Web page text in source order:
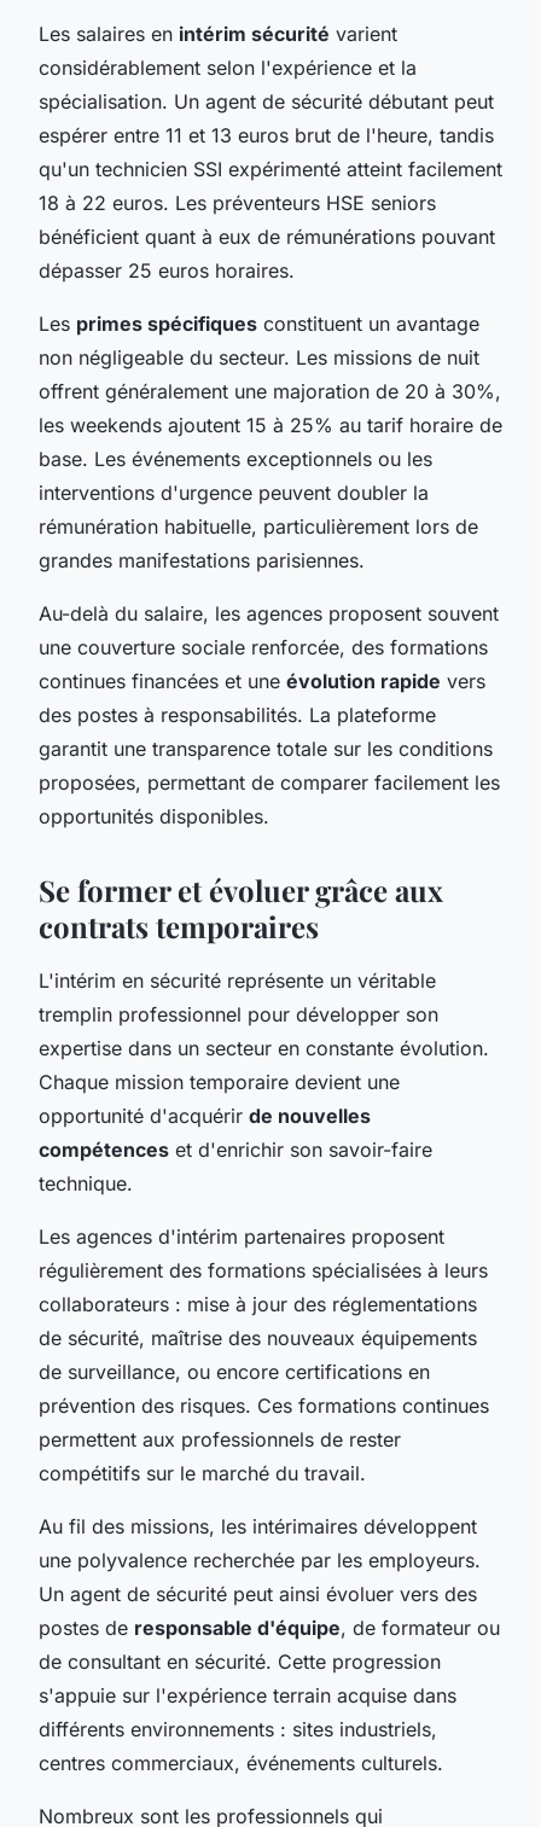
Les salaires en intérim sécurité varient
considérablement selon l'expérience et la
spécialisation. Un agent de sécurité débutant peut
espérer entre 11 et 13 euros brut de l'heure, tandis
qu'un technicien SSI expérimenté atteint facilement
18 à 22 euros. Les préventeurs HSE seniors
bénéficient quant à eux de rémunérations pouvant
dépasser 25 euros horaires.
Les primes spécifiques constituent un avantage
non négligeable du secteur. Les missions de nuit
offrent généralement une majoration de 20 à 30%,
les weekends ajoutent 15 à 25% au tarif horaire de
base. Les événements exceptionnels ou les
interventions d'urgence peuvent doubler la
rémunération habituelle, particulièrement lors de
grandes manifestations parisiennes.
Au-delà du salaire, les agences proposent souvent
une couverture sociale renforcée, des formations
continues financées et une évolution rapide vers
des postes à responsabilités. La plateforme
garantit une transparence totale sur les conditions
proposées, permettant de comparer facilement les
opportunités disponibles.
Se former et évoluer grâce aux
contrats temporaires
L'intérim en sécurité représente un véritable
tremplin professionnel pour développer son
expertise dans un secteur en constante évolution.
Chaque mission temporaire devient une
opportunité d'acquérir de nouvelles
compétences et d'enrichir son savoir-faire
technique.
Les agences d'intérim partenaires proposent
régulièrement des formations spécialisées à leurs
collaborateurs : mise à jour des réglementations
de sécurité, maîtrise des nouveaux équipements
de surveillance, ou encore certifications en
prévention des risques. Ces formations continues
permettent aux professionnels de rester
compétitifs sur le marché du travail.
Au fil des missions, les intérimaires développent
une polyvalence recherchée par les employeurs.
Un agent de sécurité peut ainsi évoluer vers des
postes de responsable d'équipe, de formateur ou
de consultant en sécurité. Cette progression
s'appuie sur l'expérience terrain acquise dans
différents environnements : sites industriels,
centres commerciaux, événements culturels.
Nombreux sont les professionnels qui